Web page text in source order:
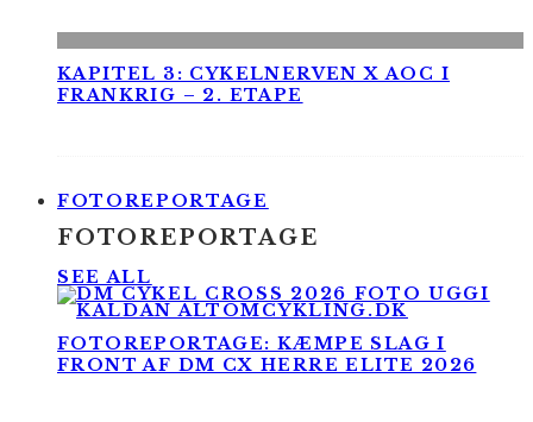
KAPITEL 3: CYKELNERVEN X AOC I
FRANKRIG – 2. ETAPE
FOTOREPORTAGE
FOTOREPORTAGE
SEE ALL
FOTOREPORTAGE: KÆMPE SLAG I
FRONT AF DM CX HERRE ELITE 2026